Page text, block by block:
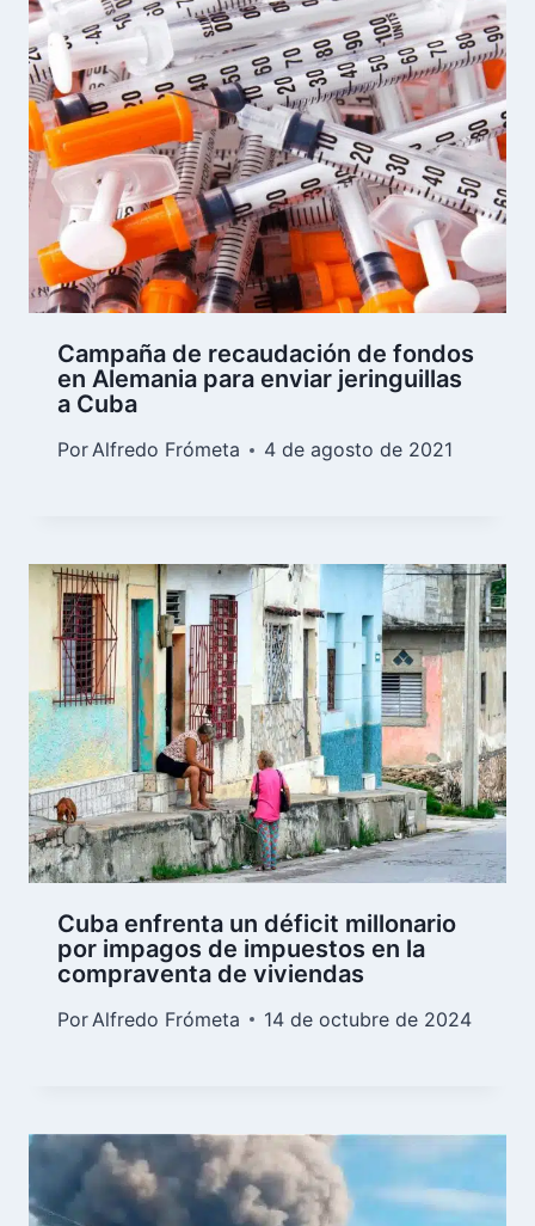
Campaña de recaudación de fondos
en Alemania para enviar jeringuillas
a Cuba
PorAlfredo Frómeta 4 de agosto de 2021
Cuba enfrenta un déficit millonario
por impagos de impuestos en la
compraventa de viviendas
Por Alfredo Frómeta 14 de octubre de 2024